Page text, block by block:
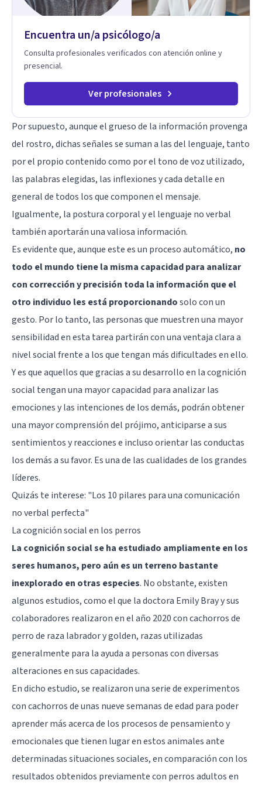
niños y adolescentes que están lidiando con la ansiedad, la
padres que buscan orientación y pautas claras para educar
primer paso hacia una convivencia familiar más armoniosa,
agenda tu sesión y empecemos a trabajar juntos.
Encuentra un/a psicólogo/a
Consulta profesionales verificados con atención online y
presencial.
Ver profesionales
Por supuesto, aunque el grueso de la información provenga
del rostro, dichas señales se suman a las del lenguaje, tanto
por el propio contenido como por el tono de voz utilizado,
las palabras elegidas, las inflexiones y cada detalle en
general de todos los que componen el mensaje.
Igualmente, la postura corporal y el lenguaje no verbal
también aportarán una valiosa información.
Es evidente que, aunque este es un proceso automático, no
todo el mundo tiene la misma capacidad para analizar
con corrección y precisión toda la información que el
otro individuo les está proporcionandosolo con un
gesto. Por lo tanto, las personas que muestren una mayor
sensibilidad en esta tarea partirán con una ventaja clara a
nivel social frente a los que tengan más dificultades en ello.
Y es que aquellos que gracias a su desarrollo en la cognición
social tengan una mayor capacidad para analizar las
emociones y las intenciones de los demás, podrán obtener
una mayor comprensión del prójimo, anticiparse a sus
sentimientos y reacciones e incluso orientar las conductas
los demás a su favor. Es una de las cualidades de los grandes
líderes.
Quizás te interese: "Los 10 pilares para una comunicación
no verbal perfecta"
La cognición social en los perros
La cognición social se ha estudiado ampliamente en los
seres humanos, pero aún es un terreno bastante
inexplorado en otras especies. No obstante, existen
algunos estudios, como el que la doctora Emily Bray y sus
colaboradores realizaron en el año 2020 con cachorros de
perro de raza labrador y golden, razas utilizadas
generalmente para la ayuda a personas con diversas
alteraciones en sus capacidades.
En dicho estudio, se realizaron una serie de experimentos
con cachorros de unas nueve semanas de edad para poder
aprender más acerca de los procesos de pensamiento y
emocionales que tienen lugar en estos animales ante
determinadas situaciones sociales, en comparación con los
resultados obtenidos previamente con perros adultos en